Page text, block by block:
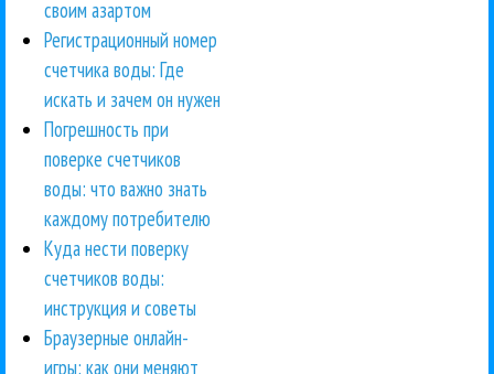
своим азартом
Регистрационный номер
счетчика воды: Где
искать и зачем он нужен
Погрешность при
поверке счетчиков
воды: что важно знать
каждому потребителю
Куда нести поверку
счетчиков воды:
инструкция и советы
Браузерные онлайн-
игры: как они меняют